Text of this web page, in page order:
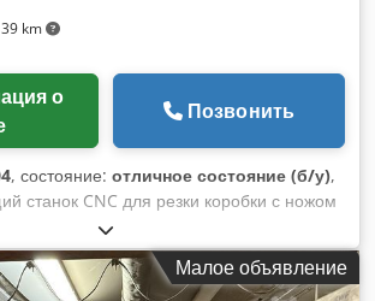
km
Позвонить
, состояние: отличное состояние (б/у),
станок CNC для резки коробки с ножом
обычно ремонтируется у
немедленно. Dwsdpfed I N Etex
Малое объявление